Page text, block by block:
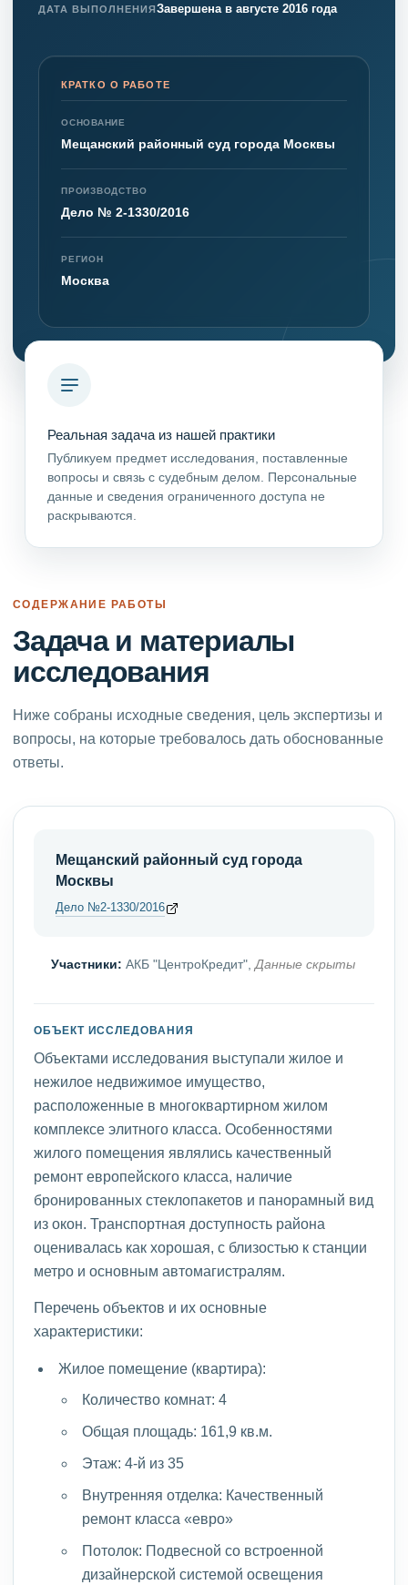
ДАТА ВЫПОЛНЕНИЯЗавершена в августе 2016 года
КРАТКО О РАБОТЕ
ОСНОВАНИЕ
Мещанский районный суд города Москвы
ПРОИЗВОДСТВО
Дело № 2-1330/2016
РЕГИОН
Москва
Реальная задача из нашей практики
Публикуем предмет исследования, поставленные
вопросы и связь с судебным делом. Персональные
данные и сведения ограниченного доступа не
раскрываются.
СОДЕРЖАНИЕ РАБОТЫ
Задача и материалы
исследования
Ниже собраны исходные сведения, цель экспертизы и
вопросы, на которые требовалось дать обоснованные
ответы.
Мещанский районный суд города
Москвы
Дело №2-1330/2016
Участники: АКБ "ЦентроКредит",Данные скрыты
ОБЪЕКТ ИССЛЕДОВАНИЯ
Объектами исследования выступали жилое и
нежилое недвижимое имущество,
расположенные в многоквартирном жилом
комплексе элитного класса. Особенностями
жилого помещения являлись качественный
ремонт европейского класса, наличие
бронированных стеклопакетов и панорамный вид
из окон. Транспортная доступность района
оценивалась как хорошая, с близостью к станции
метро и основным автомагистралям.
Перечень объектов и их основные
характеристики:
Жилое помещение (квартира):
Количество комнат: 4
Общая площадь: 161,9 кв.м.
Этаж: 4-й из 35
Внутренняя отделка: Качественный
ремонт класса «евро»
Потолок: Подвесной со встроенной
дизайнерской системой освещения